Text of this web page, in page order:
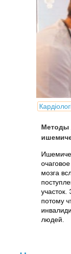
Методы
мозга
участок.
потому
людей.